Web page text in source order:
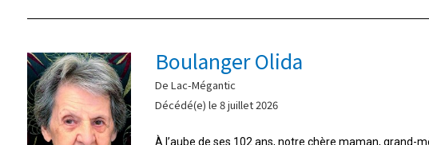
Boulanger Olida
De Lac-Mégantic
Décédé(e) le 8 juillet 2026
À l’aube de ses 102 ans, notre chère maman, grand-